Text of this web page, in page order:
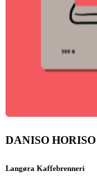
DANISO HORISO
Langøra Kaffebrenneri